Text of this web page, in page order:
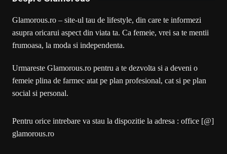
Glamorous.ro – site-ul tau de lifestyle, din care te informezi
asupra oricarui aspect din viata ta. Ca femeie, vrei sa te mentii
frumoasa, la moda si independenta.
Urmareste Glamorous.ro pentru a te dezvolta si a deveni o
femeie plina de farmec atat pe plan profesional, cat si pe plan
social si personal.
Pentru orice intrebare va stau la dispozitie la adresa : office [@]
glamorous.ro